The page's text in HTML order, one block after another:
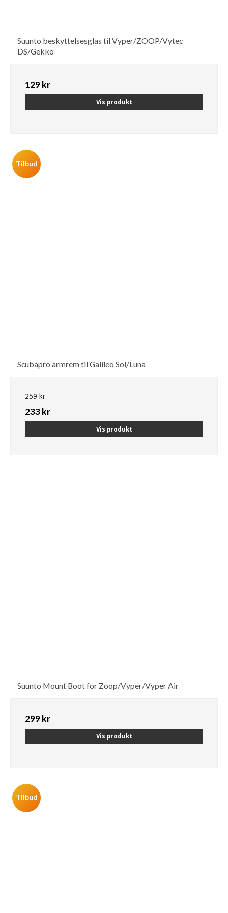
Suunto beskyttelsesglas til Vyper/ZOOP/Vytec
DS/Gekko
129 kr
Vis produkt
Tilbud
Scubapro armrem til Galileo Sol/Luna
259 kr
233 kr
Vis produkt
Suunto Mount Boot for Zoop/Vyper/Vyper Air
299 kr
Vis produkt
Tilbud